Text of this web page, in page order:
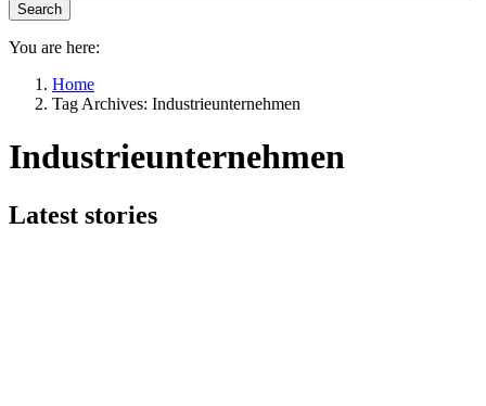
Search
You are here:
Home
Tag Archives: Industrieunternehmen
Industrieunternehmen
Latest stories